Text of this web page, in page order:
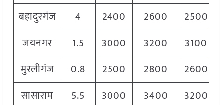
बहादुरगंज
4 2400 2600
2500
जयनगर
1.5 3000 3200
3100
मुरलीगंज
0.8 2500 2800
2600
सासाराम
5.5 3000 3400
3200